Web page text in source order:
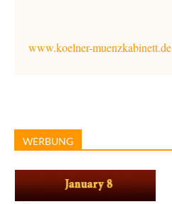
www.koelner-muenzkabinett.de
WERBUNG